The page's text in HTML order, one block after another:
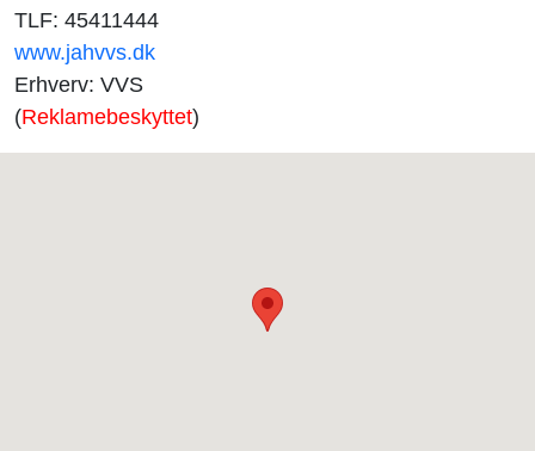
TLF: 45411444
www.jahvvs.dk
Erhverv: VVS
(Reklamebeskyttet)